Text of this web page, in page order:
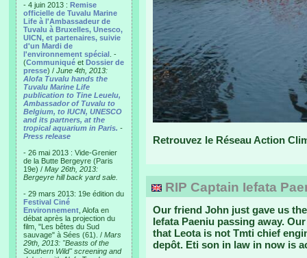
- 4 juin 2013 : Remise
officielle de Tuvalu Marine
Life à l'Ambassadeur de
Tuvalu à Bruxelles, Unesco,
UICN, et partenaires, suivie
d'un Mardi de
l'environnement spécial . -
(Communiqué et Dossier de
presse) / June 4th, 2013:
Alofa Tuvalu hands the
Tuvalu Marine Life
publication to Tine Leuelu,
Ambassador of Tuvalu to
Belgium, to IUCN, UNESCO
and its partners, at the
tropical aquarium in Paris. -
Press release
- 26 mai 2013 : Vide-Grenier
de la Butte Bergeyre (Paris
19e) / May 26th, 2013:
Bergeyre hill back yard sale.
- 29 mars 2013: 19e édition du
Festival Ciné
Environnement , Alofa en
débat après la projection du
film, "Les bêtes du Sud
sauvage" à Sées (61). / Mars
29th, 2013: "Beasts of the
Southern Wild" screening and
Retrouvez le Réseau Action
RIP Captain Iefata
Our friend John just gave us
Iefata Paeniu passing away.
that Leota is not Tmti chief
depôt. Eti son in law in now is